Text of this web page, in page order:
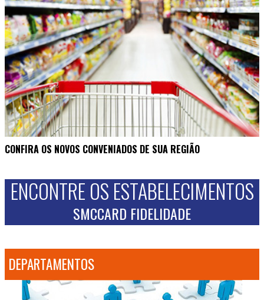
CONFIRA OS NOVOS CONVENIADOS DE SUA REGIÃO
ENCONTRE OS ESTABELECIMENTOS
SMCCARD FIDELIDADE
DEPARTAMENTOS